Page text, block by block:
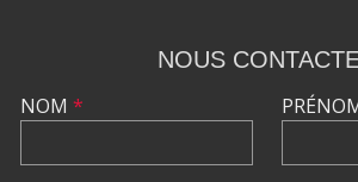
NOUS
NOM *